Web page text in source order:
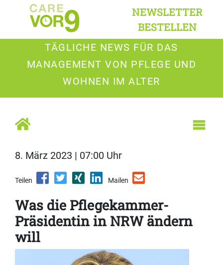
NEWSLETTER
BESTELLEN
TÄGLICHE NEWS FÜR DAS
MANAGEMENT VON PFLEGE UND
WOHNEN IM ALTER
8. März 2023 | 07:00 Uhr
Teilen Mailen
Was die Pflegekammer-
Präsidentin in NRW ändern
will